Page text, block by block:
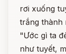
rơi xuống
trắng thành
"Ước gì ta
như tuyết,